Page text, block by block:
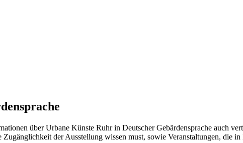
über Urbane Künste Ruhr in Deutscher Gebärdensprache auch
der Ausstellung wissen must, sowie Veranstaltungen, die